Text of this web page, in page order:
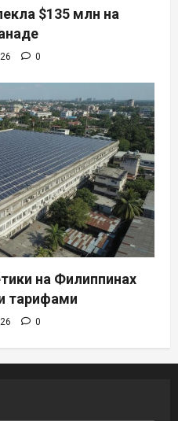
$135 млн на
0
на Филиппинах
тарифами
0